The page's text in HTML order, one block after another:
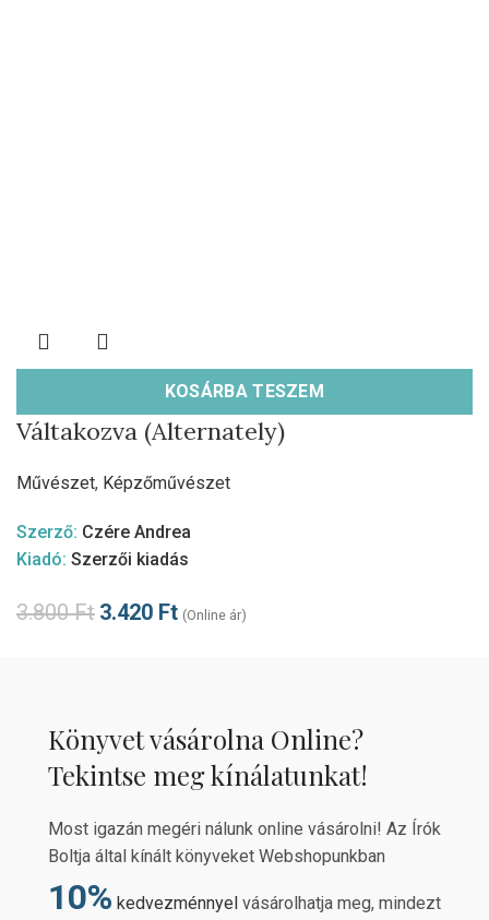
KOSÁRBA TESZEM
Váltakozva (Alternately)
Művészet, Képzőművészet
Szerző: Czére Andrea
Kiadó: Szerzői kiadás
3.800Ft 3.420 Ft (Online ár)
Könyvet vásárolna Online?
Tekintse meg kínálatunkat!
Most igazán megéri nálunk online vásárolni! Az Írók
Boltja által kínált könyveket Webshopunkban
10% kedvezménnyel vásárolhatja meg, mindezt